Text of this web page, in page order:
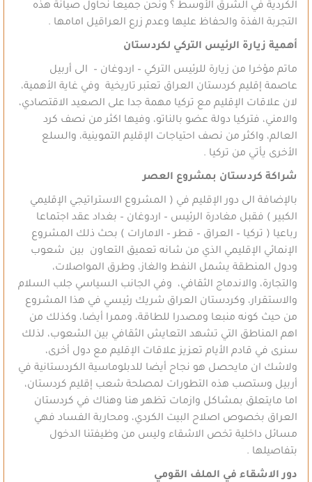
الكردية في الشرق الأوسط ؟ ونحن جميعا نحاول صيانة هذه
التجربة الفذة والحفاظ عليها وعدم زرع العراقيل امامها .
أهمية زيارة الرئيس التركي لكردستان
ماتم مؤخرا من زيارة للرئيس التركي – اردوغان – الى أربيل
عاصمة إقليم كردستان العراق تعتبر تاريخية وفي غاية الأهمية،
لان علاقات الإقليم مع تركيا مهمة جدا على الصعيد الاقتصادي،
والامني، فتركيا دولة عضو بالناتو، وفيها اكثر من نصف كرد
العالم، واكثر من نصف احتياجات الإقليم التموينية، والسلع
الأخرى يأتي من تركيا .
شراكة كردستان بمشروع العصر
بالإضافة الى دور الإقليم في ( المشروع الاستراتيجي الإقليمي
الكبير ) فقبل مغادرة الرئيس – اردوغان – بغداد عقد اجتماعا
رباعيا ( تركيا – العراق – قطر – الامارات ) بحث ذلك المشروع
الإنمائي الإقليمي الذي من شانه تعميق التعاون بين شعوب
ودول المنطقة يشمل النفط والغاز، وطرق المواصلات،
والتجارة، والاندماج الثقافي، وفي الجانب السياسي جلب السلام
والاستقرار، وكردستان العراق شريك رئيسي في هذا المشروع
من حيث كونه منبعا ومصدرا للطاقة، وممرا أيضا، وكذلك من
اهم المناطق التي تشهد التعايش الثقافي بين الشعوب، لذلك
سنرى في قادم الأيام تعزيز علاقات الإقليم مع دول أخرى،
ولاشك ان مايحصل هو نجاح أيضا للدبلوماسية الكردستانية في
أربيل وستصب هذه التطورات لمصلحة شعب إقليم كردستان،
اما مايتعلق بمشاكل وازمات تظهر هنا وهناك في كردستان
العراق بخصوص اصلاح البيت الكردي، ومحاربة الفساد فهي
مسائل داخلية تخص الاشقاء وليس من وظيفتنا الدخول
بتفاصيلها .
دور الاشقاء في الملف القومي